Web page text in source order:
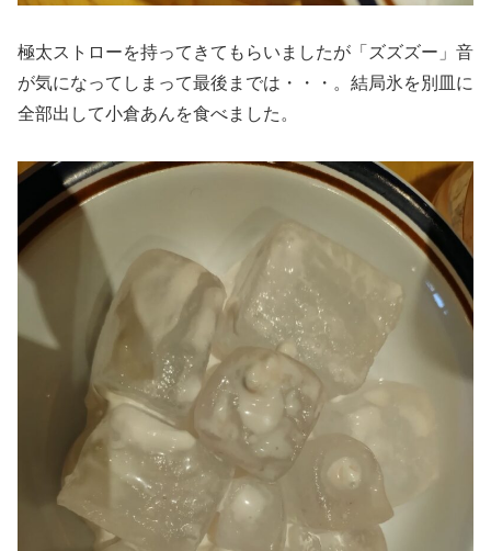
極太ストローを持ってきてもらいましたが「ズズズー」音
が気になってしまって最後までは・・・。結局氷を別皿に
全部出して小倉あんを食べました。